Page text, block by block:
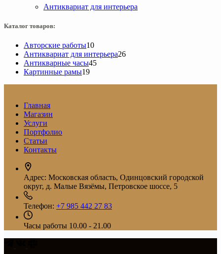
Антиквариат для интерьера
Каталог товаров:
Авторские работы1010
товаров
Антиквариат для интерьера2626
Антикварные часы4545
Картинные рамы1919
Главная
Магазин
Услуги
Портфолио
Статьи
Контакты
Адрес: Московская область, Одинцовский городской
округ, д. Малые Вязёмы, Петровское шоссе, 5
Телефон: +7 985 442 27 83
Часы работы 10.00 - 21.00